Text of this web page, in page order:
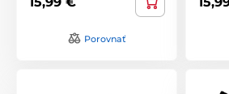
Porovnať